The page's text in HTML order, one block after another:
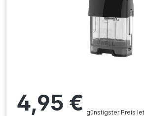
4,95 € günstigster Preis